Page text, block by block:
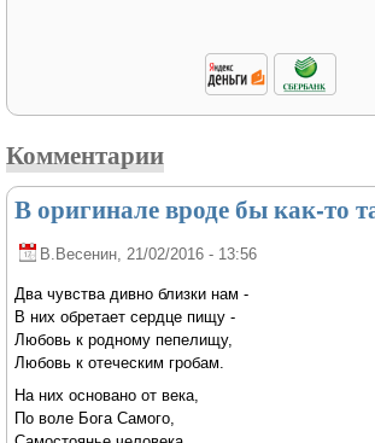
Комментарии
В оригинале вроде бы как-то
В.Весенин, 21/02/2016 - 13:56
Два чувства дивно близки нам -
В них обретает сердце пищу -
Любовь к родному пепелищу,
Любовь к отеческим гробам.
На них основано от века,
По воле Бога Самого,